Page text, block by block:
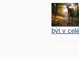
být v celé